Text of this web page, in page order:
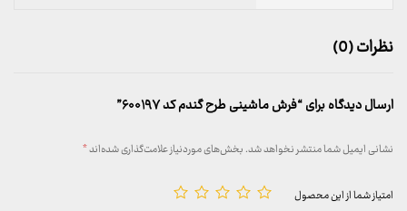
نظرات (0)
ارسال دیدگاه برای “فرش ماشینی طرح گندم کد ۶۰۰۱۹۷”
نشانی ایمیل شما منتشر نخواهد شد.بخش‌های موردنیاز علامت‌گذاری شده‌اند*
امتیاز شما از این محصول